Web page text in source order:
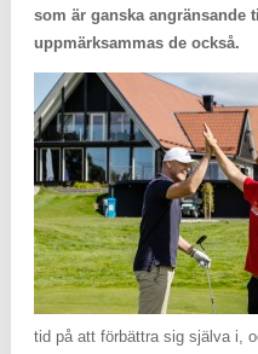
som är ganska angränsande
uppmärksammas de också.
tid på att förbättra sig själva i,